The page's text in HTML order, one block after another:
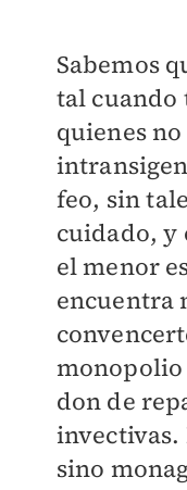
Sabemos
tal cuando
quienes
feo, sin
cuidado, y
el menor
encuentra
don de
invectivas.
sino